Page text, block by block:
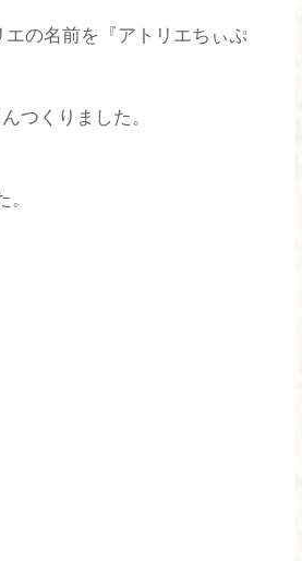
の名前を『アトリエちぃぷ
つくりました。